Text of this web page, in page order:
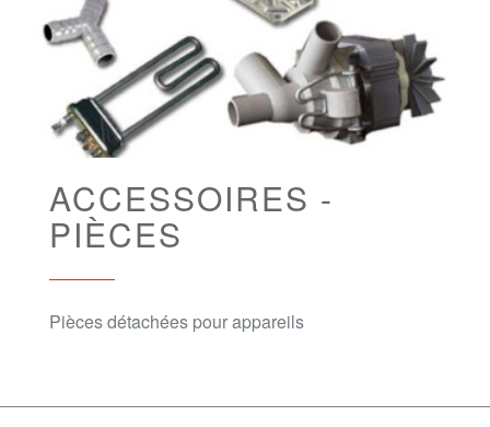
ACCESSOIRES -
PIÈCES
Pièces détachées pour appareils